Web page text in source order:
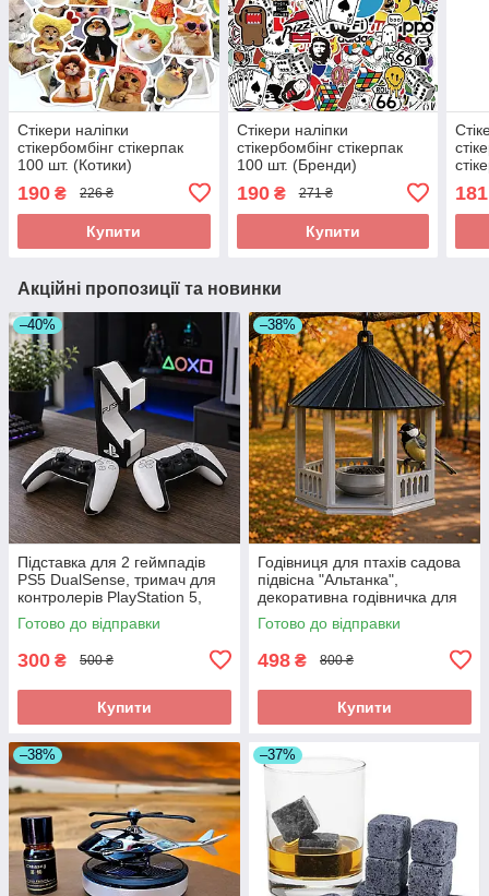
Стікери наліпки
стікербомбінг стікерпак
100 шт. (Котики)
190 ₴ 226 ₴
Купити
Стікери наліпки
стікербомбінг стікерпак
100 шт. (Бренди)
190₴ 271 ₴
Купити
181
Акційні пропозиції та новинки
–40%
Підставка для 2 геймпадів
PS5 DualSense, тримач для
контролерів PlayStation 5,
органайзер для джойстиків
Готово до відправки
300 ₴ 500 ₴
Купити
–38%
Годівниця для птахів садова
підвісна "Альтанка",
декоративна годівничка для
саду, дачі та двору 19×16 см
Готово до відправки
498 ₴ 800 ₴
Купити
–38% –37%